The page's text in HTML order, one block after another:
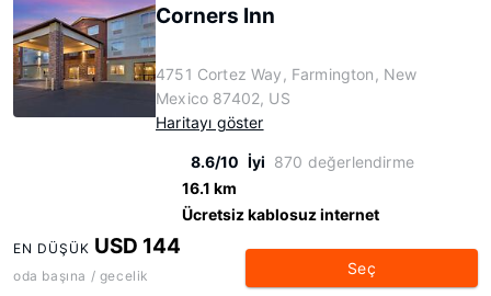
Corners Inn
4751 Cortez Way, Farmington, New
Mexico 87402, US
Haritayı göster
8.6/10 İyi 870 değerlendirme
16.1 km
Ücretsiz kablosuz internet
EN DÜŞÜK USD 144
oda başına / gecelik Seç